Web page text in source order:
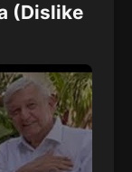
(Dislike